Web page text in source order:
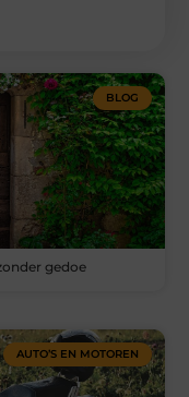
BLOG
gedoe
AUTO’S EN MOTOREN